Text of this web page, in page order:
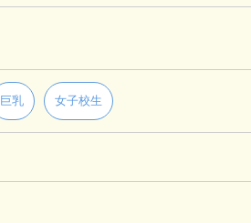
巨乳 女子校生